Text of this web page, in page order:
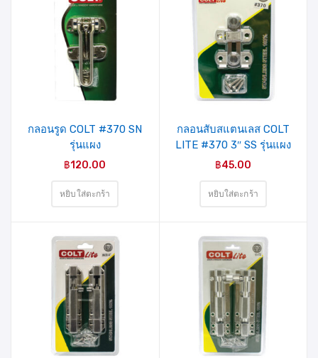
รายการ
สินค้าที่
ชอบ
กลอนรูด COLT #370 SN
รุ่นแผง
฿120.00
หยิบใส่ตะกร้า
รายการ
สินค้าที่
ชอบ
กลอนสับสแตนเลส COLT
LITE #370 3″ SS รุ่นแผง
฿45.00
หยิบใส่ตะกร้า
รายการ
สินค้าที่
ชอบ
รายการ
สินค้าที่
ชอบ